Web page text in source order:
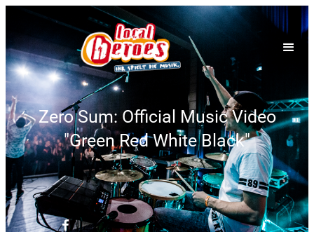
Zero Sum: Official Music Video
"Green Red White Black"